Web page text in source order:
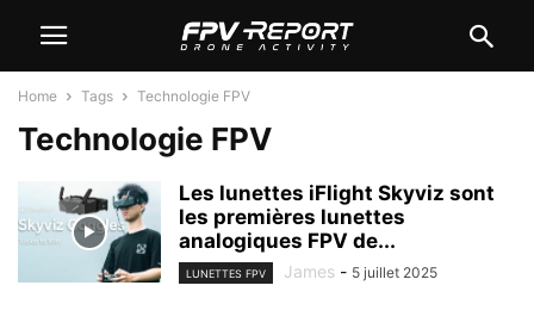
Home Tags Technologie FPV
Technologie FPV
Les lunettes iFlight Skyviz sont
les premières lunettes
analogiques FPV de...
LUNETTES FPV James - 5 juillet 2025